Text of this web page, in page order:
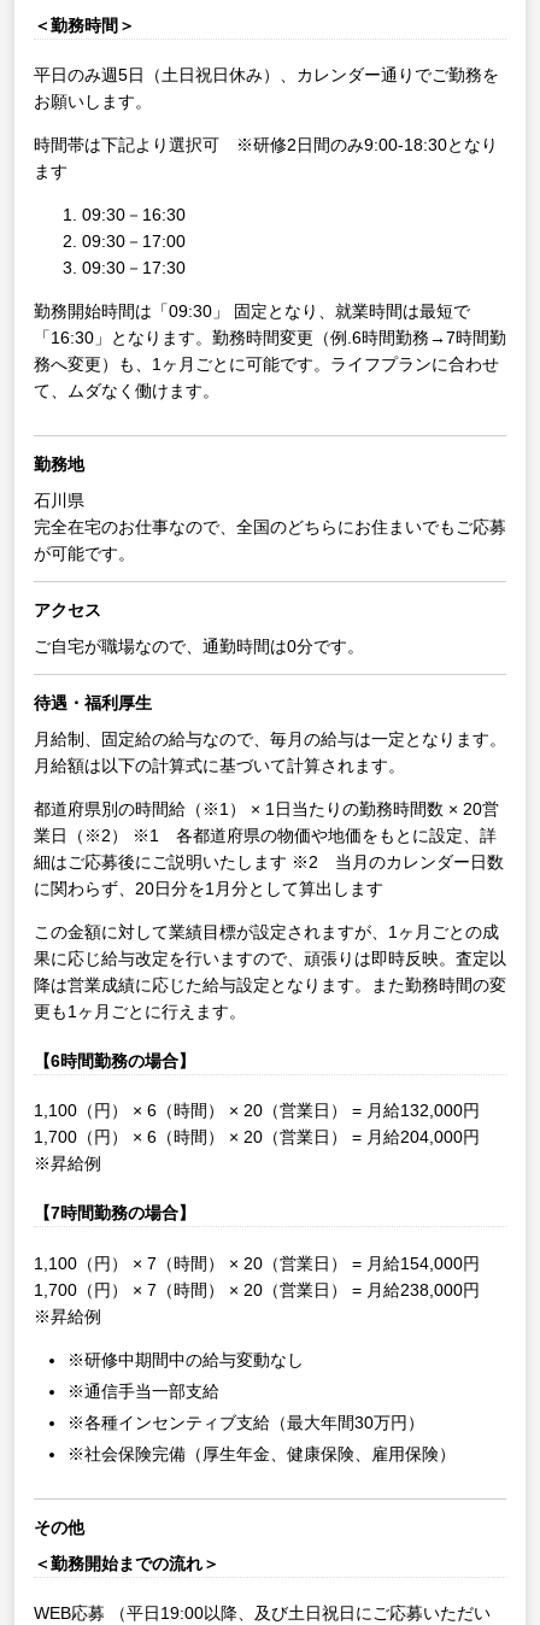
＜勤務時間＞
平日のみ週5日（土日祝日休み）、カレンダー通りでご勤務を
お願いします。
時間帯は下記より選択可 ※研修2日間のみ9:00-18:30となり
ます
09:30－16:30
09:30－17:00
09:30－17:30
勤務開始時間は「09:30」 固定となり、就業時間は最短で
「16:30」となります。勤務時間変更（例.6時間勤務→7時間勤
務へ変更）も、1ヶ月ごとに可能です。ライフプランに合わせ
て、ムダなく働けます。
勤務地
石川県
完全在宅のお仕事なので、全国のどちらにお住まいでもご応募
が可能です。
アクセス
ご自宅が職場なので、通勤時間は0分です。
待遇・福利厚生
月給制、固定給の給与なので、毎月の給与は一定となります。
月給額は以下の計算式に基づいて計算されます。
都道府県別の時間給（※1） × 1日当たりの勤務時間数 × 20営
業日（※2）
※1 各都道府県の物価や地価をもとに設定、詳
細はご応募後にご説明いたします ※2 当月のカレンダー日数
に関わらず、20日分を1月分として算出します
この金額に対して業績目標が設定されますが、1ヶ月ごとの成
果に応じ給与改定を行いますので、頑張りは即時反映。査定以
降は営業成績に応じた給与設定となります。また勤務時間の変
更も1ヶ月ごとに行えます。
【6時間勤務の場合】
1,100（円） × 6（時間） × 20（営業日） = 月給132,000円
1,700（円） × 6（時間） × 20（営業日） = 月給204,000円
※昇給例
【7時間勤務の場合】
1,100（円） × 7（時間） × 20（営業日） = 月給154,000円
1,700（円） × 7（時間） × 20（営業日） = 月給238,000円
※昇給例
※研修中期間中の給与変動なし
※通信手当一部支給
※各種インセンティブ支給（最大年間30万円）
※社会保険完備（厚生年金、健康保険、雇用保険）
その他
＜勤務開始までの流れ＞
WEB応募 （平日19:00以降、及び土日祝日にご応募いただい